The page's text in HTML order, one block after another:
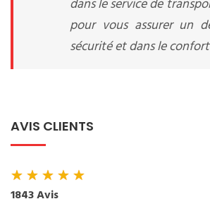
dans le service de
pour vous assurer un
sécurité et dans le
AVIS CLIENTS
★★★★★
1843 Avis